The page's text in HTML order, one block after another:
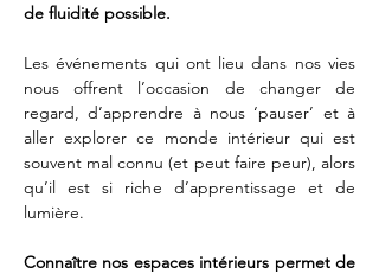
de fluidité possible.
Les événements qui ont lieu dans nos vies
nous offrent l’occasion de changer de
regard, d’apprendre à nous ‘pauser’ et à
aller explorer ce monde intérieur qui est
souvent mal connu (et peut faire peur), alors
qu’il est si riche d’apprentissage et de
lumière.
Connaître nos espaces intérieurs permet de